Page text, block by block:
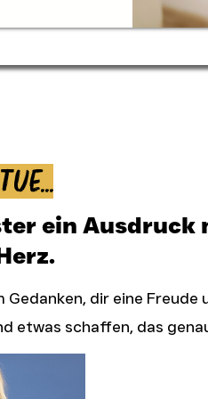
ein Ausdruck
dir eine Freude
etwas schaffen, das